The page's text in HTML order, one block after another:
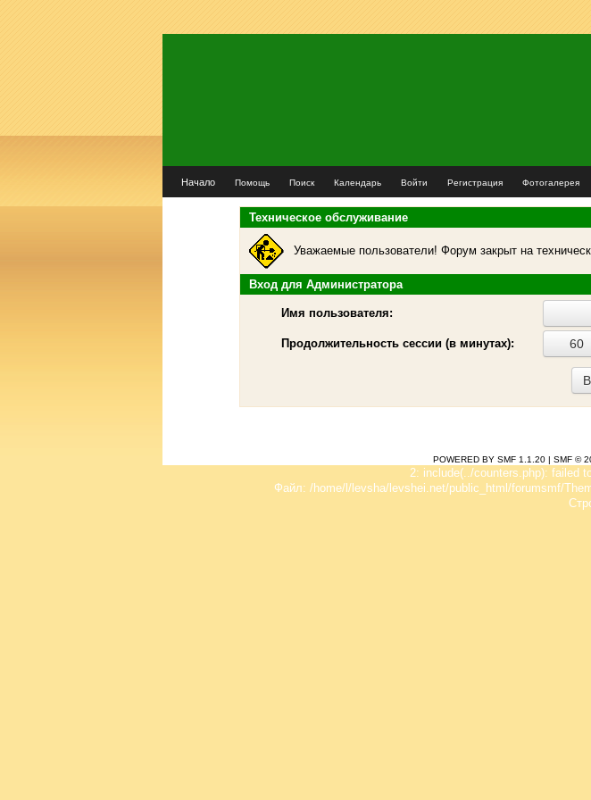
Начало Помощь Поиск Календарь Войти Регистрация Фотогалерея
Техническое обслуживание
Уважаемые пользователи! Форум закрыт на
Вход для Администратора
Имя пользователя:
Продолжительность сессии (в минутах):
POWERED BY SMF 1.1.20 | SMF ©
2: include(../counters.php): failed
Файл: /home/l/levsha/levshei.net/public_html/forumsmf/